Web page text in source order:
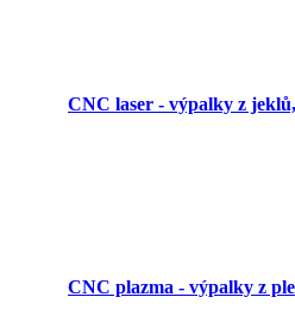
CNC laser - výpalky z
CNC plazma - výpalky z